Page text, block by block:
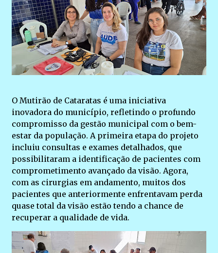
O Mutirão de Cataratas é uma iniciativa
inovadora do município, refletindo o profundo
compromisso da gestão municipal com o bem-
estar da população. A primeira etapa do projeto
incluiu consultas e exames detalhados, que
possibilitaram a identificação de pacientes com
comprometimento avançado da visão. Agora,
com as cirurgias em andamento, muitos dos
pacientes que anteriormente enfrentavam perda
quase total da visão estão tendo a chance de
recuperar a qualidade de vida.